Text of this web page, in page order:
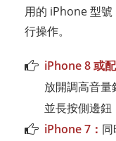
用的 iPhone 型
行操作。
iPhone 8 或
放開調高音量
並長按側邊鈕
iPhone 7：